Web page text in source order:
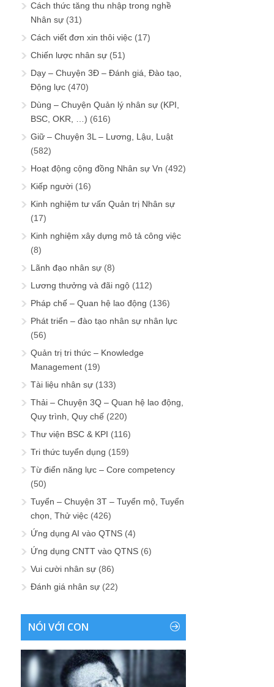
Cách thức tăng thu nhập trong nghề
Nhân sự (31)
Cách viết đơn xin thôi việc (17)
Chiến lược nhân sự (51)
Dạy – Chuyện 3Đ – Đánh giá, Đào tạo,
Động lực (470)
Dùng – Chuyện Quản lý nhân sự (KPI,
BSC, OKR, …) (616)
Giữ – Chuyện 3L – Lương, Lậu, Luật
(582)
Hoạt động cộng đồng Nhân sự Vn (492)
Kiếp người (16)
Kinh nghiệm tư vấn Quản trị Nhân sự
(17)
Kinh nghiệm xây dựng mô tả công việc
(8)
Lãnh đạo nhân sự (8)
Lương thưởng và đãi ngộ (112)
Pháp chế – Quan hệ lao động (136)
Phát triển – đào tạo nhân sự nhân lực
(56)
Quản trị tri thức – Knowledge
Management (19)
Tài liệu nhân sự (133)
Thải – Chuyện 3Q – Quan hệ lao động,
Quy trình, Quy chế (220)
Thư viện BSC & KPI (116)
Tri thức tuyển dụng (159)
Từ điển năng lực – Core competency
(50)
Tuyển – Chuyện 3T – Tuyển mộ, Tuyển
chọn, Thử việc (426)
Ứng dụng AI vào QTNS (4)
Ứng dụng CNTT vào QTNS (6)
Vui cười nhân sự (86)
Đánh giá nhân sự (22)
NÓI VỚI CON